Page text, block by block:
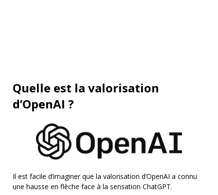
Quelle est la valorisation
d’OpenAI ?
Il est facile d’imaginer que la valorisation d’OpenAI a connu
une hausse en flèche face à la sensation ChatGPT.